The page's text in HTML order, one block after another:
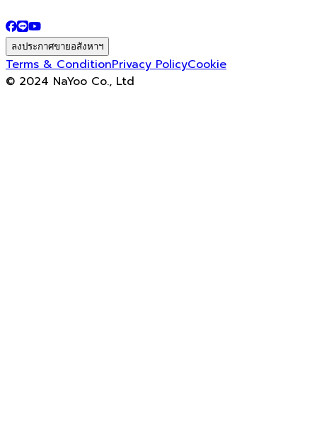
ลงประกาศขายอสังหาฯ
Terms & ConditionPrivacy PolicyCookie
© 2024 NaYoo Co., Ltd